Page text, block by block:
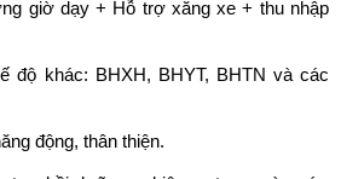
giờ dạy + Hỗ trợ xăng xe + thu nhập
khác: BHXH, BHYT, BHTN và các
động, thân thiện.